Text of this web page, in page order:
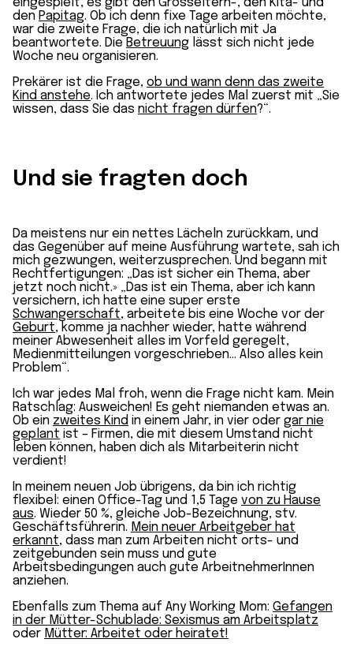
den Papitag. Ob ich denn fixe Tage arbeiten möchte,
war die zweite Frage, die ich natürlich mit Ja
beantwortete. Die Betreuung lässt sich nicht jede
Woche neu organisieren.
Prekärer ist die Frage, ob und wann denn das zweite
Kind anstehe. Ich antwortete jedes Mal zuerst mit „Sie
wissen, dass Sie das nicht fragen dürfen?“.
Und sie fragten doch
Da meistens nur ein nettes Lächeln zurückkam, und
das Gegenüber auf meine Ausführung wartete, sah ich
mich gezwungen, weiterzusprechen. Und begann mit
Rechtfertigungen: „Das ist sicher ein Thema, aber
jetzt noch nicht.» „Das ist ein Thema, aber ich kann
versichern, ich hatte eine super erste
Schwangerschaft, arbeitete bis eine Woche vor der
Geburt, komme ja nachher wieder, hatte während
meiner Abwesenheit alles im Vorfeld geregelt,
Medienmitteilungen vorgeschrieben… Also alles kein
Problem“.
Ich war jedes Mal froh, wenn die Frage nicht kam. Mein
Ratschlag: Ausweichen! Es geht niemanden etwas an.
Ob ein zweites Kind in einem Jahr, in vier oder gar nie
geplant ist – Firmen, die mit diesem Umstand nicht
leben können, haben dich als Mitarbeiterin nicht
verdient!
In meinem neuen Job übrigens, da bin ich richtig
flexibel: einen Office-Tag und 1,5 Tage von zu Hause
aus. Wieder 50 %, gleiche Job-Bezeichnung, stv.
Geschäftsführerin. Mein neuer Arbeitgeber hat
erkannt, dass man zum Arbeiten nicht orts- und
zeitgebunden sein muss und gute
Arbeitsbedingungen auch gute ArbeitnehmerInnen
anziehen.
Ebenfalls zum Thema auf Any Working Mom: Gefangen
in der Mütter-Schublade: Sexismus am Arbeitsplatz
oder Mütter: Arbeitet oder heiratet!